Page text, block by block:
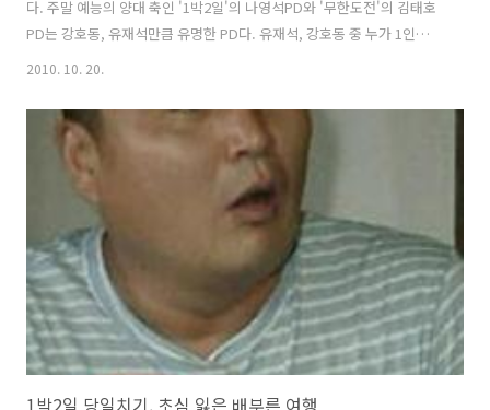
다. 주말 예능의 양대 축인 '1박2일'의 나영석PD와 '무한도전'의 김태호
PD는 강호동, 유재석만큼 유명한 PD다. 유재석, 강호동 중 누가 1인자냐
을 보면 큰 착각 속에 빠져사는 것 같다. 즉 나영석PD의 고유 권한이겠지
만 김종민에게만큼은 유독 관대하고 애정이 많은 것 같다. MC몽 병역기
피 논란 이후 '1박2일'은 위기다. 5인 체제로 나가는 지금이 사실 정상은
아니다. 여기다 김종민의 하차론이 꾸준히 나오고 있기 때문에 PD로서
는 곤혹스러울 것이다. 나영석PD는 어려운 만큼 언플도 자주 해..
2010. 10. 20.
1박2일 당일치기, 초심 잃은 배부른 여행